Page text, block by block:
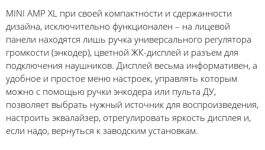
MINI AMP XL при своей компактности и сдержанности
дизайна, исключительно функционален – на лицевой
панели находятся лишь ручка универсального регулятора
громкости (энкодер), цветной ЖК-дисплей и разъем для
подключения наушников. Дисплей весьма информативен, а
удобное и простое меню настроек, управлять которым
можно с помощью ручки энкодера или пульта ДУ,
позволяет выбрать нужный источник для воспроизведения,
настроить эквалайзер, отрегулировать яркость дисплея и,
если надо, вернуться к заводским установкам.